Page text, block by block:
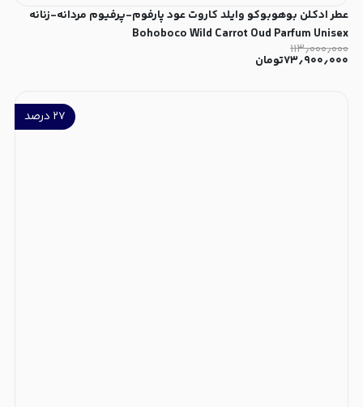
عطر ادکلن بوهوبوکو وایلد کاروت عود پارفوم-پرفیوم مردانه-زنانه
Bohoboco Wild Carrot Oud Parfum Unisex
۱۱۳٫۰۰۰٫۰۰۰
۷۳٫۹۰۰٫۰۰۰تومان
۲۷ درصد